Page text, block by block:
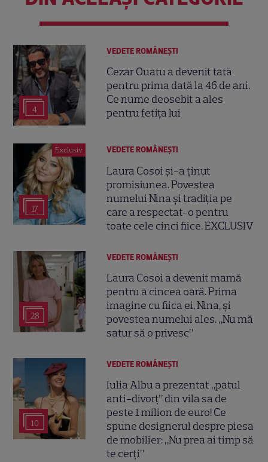
4
VEDETE ROMÂNEŞTI
Cezar Ouatu a devenit tată
pentru prima dată la 46 de ani.
Ce nume deosebit a ales
pentru fetița lui
Exclusiv
17
VEDETE ROMÂNEŞTI
Laura Cosoi și-a ținut
promisiunea. Povestea
numelui Nina și tradiția pe
care a respectat-o pentru
toate cele cinci fiice. EXCLUSIV
28
VEDETE ROMÂNEŞTI
Laura Cosoi a devenit mamă
pentru a cincea oară. Prima
imagine cu fiica ei, Nina, și
povestea numelui ales. „Nu mă
satur să o privesc”
10
VEDETE ROMÂNEŞTI
Iulia Albu a prezentat „patul
anti-divorț” din vila sa de
peste 1 milion de euro! Ce
spune designerul despre piesa
de mobilier: „Nu prea ai timp să
te cerți”